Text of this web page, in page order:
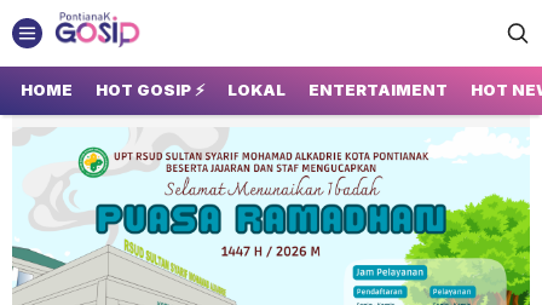
GOSIP PONTIANAK
Tempatnya Gosip Terupdate Pontianak
HOME HOT GOSIP ⚡ LOKAL ENTERTAIMENT HOT